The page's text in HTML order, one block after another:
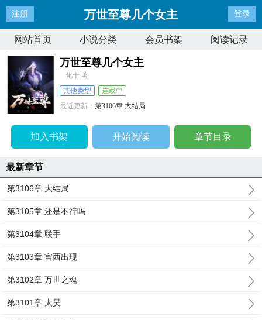
注册 万世至尊几个女主 登录
网站首页 小说分类 会员书架 阅读记录
万世至尊几个女主
化十 著
其他类型
连载中
最近更新：第3106章 大结局
加入书架 开始阅读 章节目录
最新章节
第3106章 大结局
第3105章 还是不行吗
第3104章 联手
第3103章 宫西出现
第3102章 万世之魂
第3101章 太昊